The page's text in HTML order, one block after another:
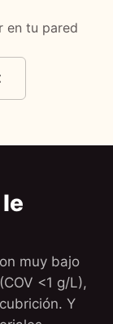
en tu pared
muy bajo
<1 g/L),
Y